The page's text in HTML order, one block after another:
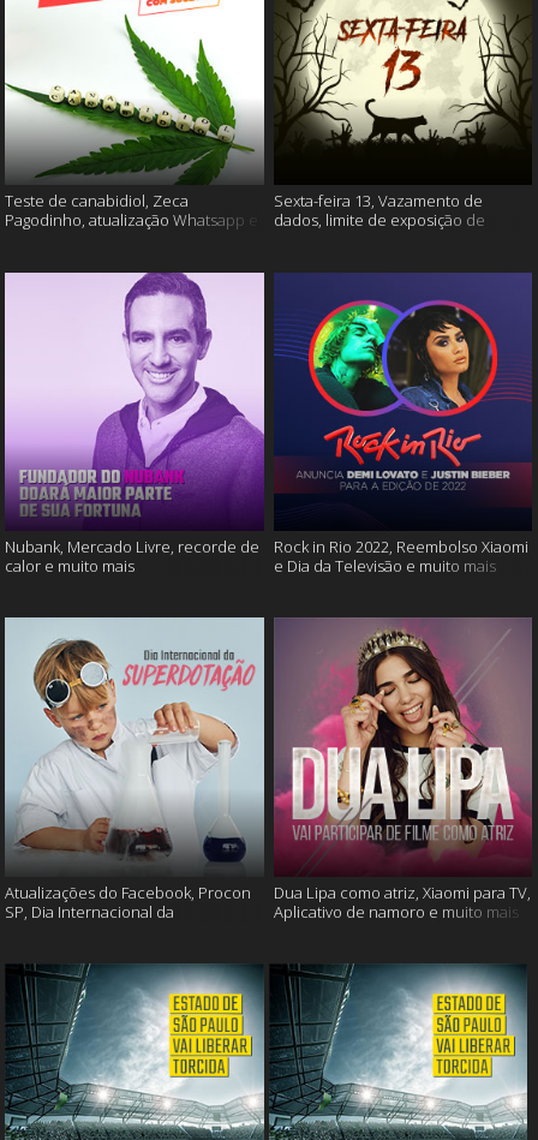
Teste de canabidiol, Zeca
Pagodinho, atualização Whatsapp e
Sexta-feira 13, Vazamento de
dados, limite de exposição de
Nubank, Mercado Livre, recorde de
calor e muito mais
Rock in Rio 2022, Reembolso Xiaomi
e Dia da Televisão e muito mais
Atualizações do Facebook, Procon
SP, Dia Internacional da
Dua Lipa como atriz, Xiaomi para TV,
Aplicativo de namoro e muito mais